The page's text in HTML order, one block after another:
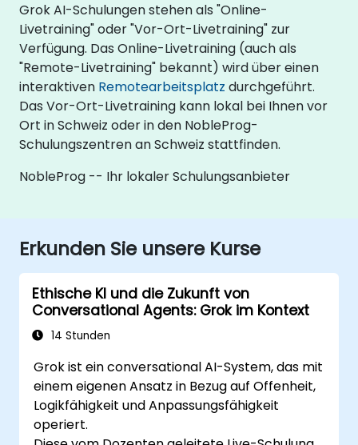
Grok AI-Schulungen stehen als "Online-
Livetraining" oder "Vor-Ort-Livetraining" zur
Verfügung. Das Online-Livetraining (auch als
"Remote-Livetraining" bekannt) wird über einen
interaktiven Remotearbeitsplatz durchgeführt.
Das Vor-Ort-Livetraining kann lokal bei Ihnen vor
Ort in Schweiz oder in den NobleProg-
Schulungszentren an Schweiz stattfinden.
NobleProg -- Ihr lokaler Schulungsanbieter
Erkunden Sie unsere Kurse
Ethische KI und die Zukunft von
Conversational Agents: Grok im Kontext
14 Stunden
Grok ist ein conversational AI-System, das mit
einem eigenen Ansatz in Bezug auf Offenheit,
Logikfähigkeit und Anpassungsfähigkeit
operiert.